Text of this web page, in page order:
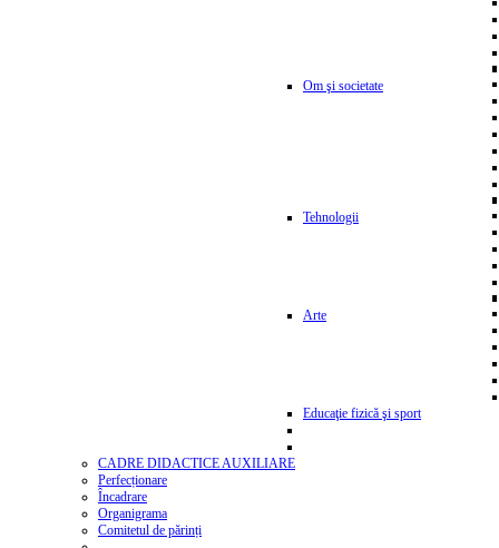
Om şi societate
Tehnologii
Arte
Educaţie fizică şi sport
CADRE DIDACTICE AUXILIARE
Perfecționare
Încadrare
Organigrama
Comitetul de părinți